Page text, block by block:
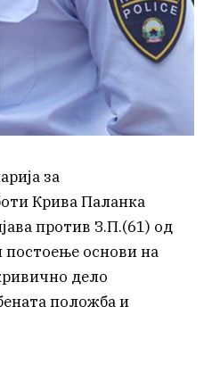
за
Крива Паланка
против З.П.(61) од
основи на
дело
положба и